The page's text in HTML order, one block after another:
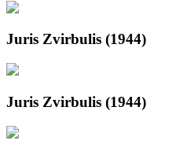
Juris Zvirbulis (1944)
Juris Zvirbulis (1944)